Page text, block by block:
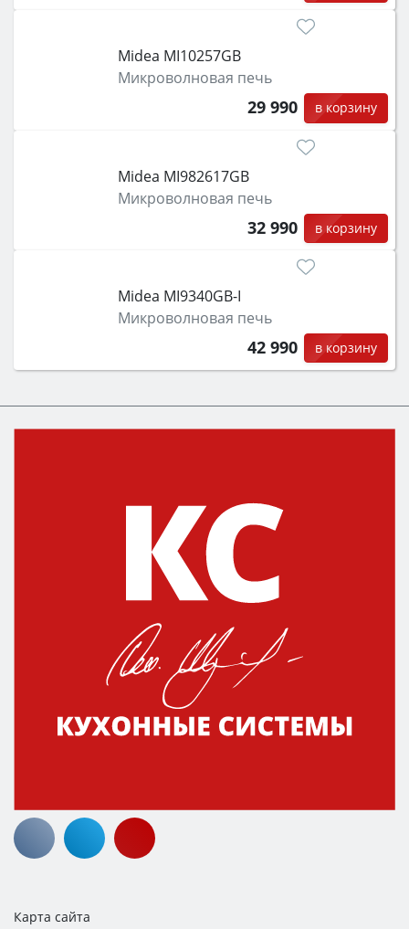
Midea MI10257GB
Микроволновая печь
29 990 в корзину
Midea MI982617GB
Микроволновая печь
32 990 в корзину
Midea MI9340GB-I
Микроволновая печь
42 990 в корзину
Карта сайта